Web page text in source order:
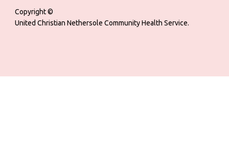
Copyright ©
United Christian Nethersole Community Health Service.